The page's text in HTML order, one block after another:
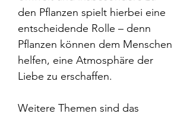
den Pflanzen spielt hierbei eine
entscheidende Rolle – denn
Pflanzen können dem Menschen
helfen, eine Atmosphäre der
Liebe zu erschaffen.
Weitere Themen sind das